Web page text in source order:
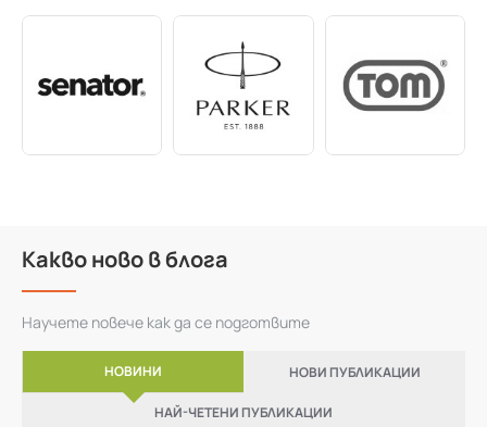
Какво ново в блога
НОВИНИ